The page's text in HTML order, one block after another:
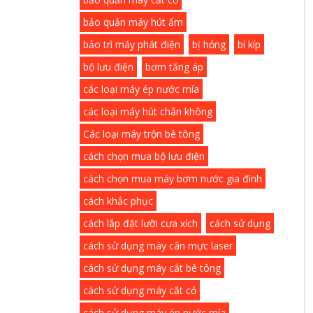
bảo quản máy hút ẩm
bảo trì máy phát điện
bị hỏng
bí kíp
bộ lưu điện
bơm tăng áp
các loại máy ép nước mía
các loại máy hút chân không
Các loại máy trộn bê tông
cách chọn mua bộ lưu điện
cách chọn mua máy bơm nước gia đình
cách khắc phục
cách lắp đặt lưỡi cưa xích
cách sử dụng
cách sử dụng máy cân mực laser
cách sử dụng máy cắt bê tông
cách sử dụng máy cắt cỏ